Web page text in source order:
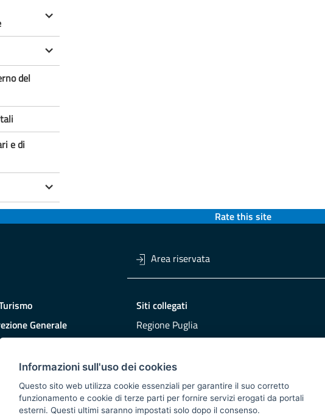
Informazioni sull'uso dei cookies
Questo sito web utilizza cookie essenziali per garantire il suo corretto
funzionamento e cookie di terze parti per fornire servizi erogati da portali
esterni. Questi ultimi saranno impostati solo dopo il consenso.
del
e di
Rate this site
Area riservata
Generale
BARI
5821429
Siti collegati
Regione Puglia
DMS Puglia
Buy Puglia